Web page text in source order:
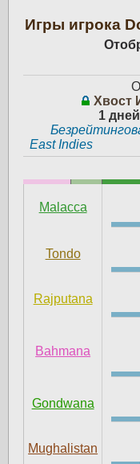
Игры игрока
Хвост
1 дней
East Indies
Malacca
Tondo
Rajputana
Bahmana
Gondwana
Mughalistan